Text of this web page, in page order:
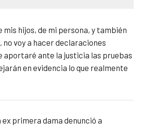
mis hijos, de mi persona, y también
no voy a hacer declaraciones
aportaré ante la justicia las pruebas
en evidencia lo que realmente
ex primera dama denunció a